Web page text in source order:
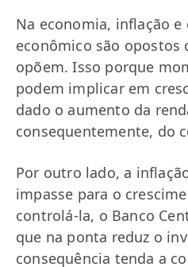
Na economia, inflação e
econômico são opostos
opõem. Isso porque
podem implicar em
dado o aumento da
consequentemente, do
Por outro lado, a
impasse para o
controlá-la, o Banco
que na ponta reduz o
consequência tenda a